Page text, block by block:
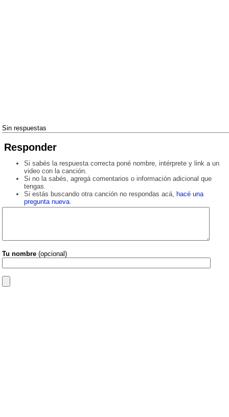
Sin respuestas
Responder
Si sabés la respuesta correcta poné nombre, intérprete y link a un
video con la canción.
Si no la sabés, agregá comentarios o información adicional que
tengas.
Si estás buscando otra canción no respondas acá, hacé una
pregunta nueva.
Tu nombre (opcional)